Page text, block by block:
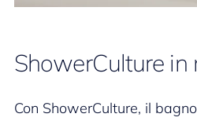
ShowerCulture in
Con ShowerCulture, il